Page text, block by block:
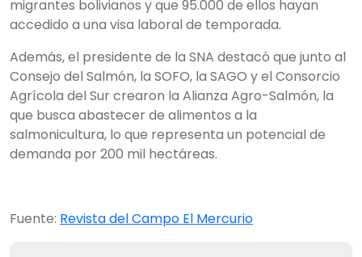
migrantes bolivianos y que 95.000 de ellos hayan
accedido a una visa laboral de temporada.
Además, el presidente de la SNA destacó que junto al
Consejo del Salmón, la SOFO, la SAGO y el Consorcio
Agrícola del Sur crearon la Alianza Agro-Salmón, la
que busca abastecer de alimentos a la
salmonicultura, lo que representa un potencial de
demanda por 200 mil hectáreas.
Fuente: Revista del Campo El Mercurio